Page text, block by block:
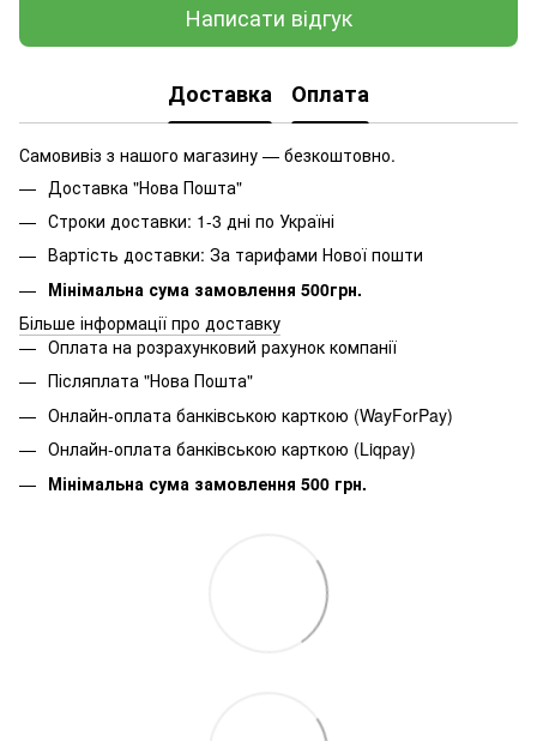
Написати відгук
Доставка Оплата
Самовивіз з нашого магазину — безкоштовно.
Доставка "Нова Пошта"
Строки доставки: 1-3 дні по Україні
Вартість доставки: За тарифами Нової пошти
Мінімальна сума замовлення 500грн.
Більше інформації про доставку
Оплата на розрахунковий рахунок компанії
Післяплата "Нова Пошта"
Онлайн-оплата банківською карткою (WayForPay)
Онлайн-оплата банківською карткою (Liqpay)
Мінімальна сума замовлення 500 грн.